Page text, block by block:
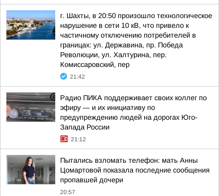
г. Шахты, в 20:50 произошло технологическое
нарушение в сети 10 кВ, что привело к
частичному отключению потребителей в
границах: ул. Державина, пр. Победа
Революции, ул. Халтурина, пер.
Комиссаровский, пер
21:42
Радио ПИКА поддерживает своих коллег по
эфиру — и их инициативу по
предупреждению людей на дорогах Юго-
Запада России
21:12
Пытались взломать телефон: мать Анны
Цомартовой показала последние сообщения
пропавшей дочери
20:57